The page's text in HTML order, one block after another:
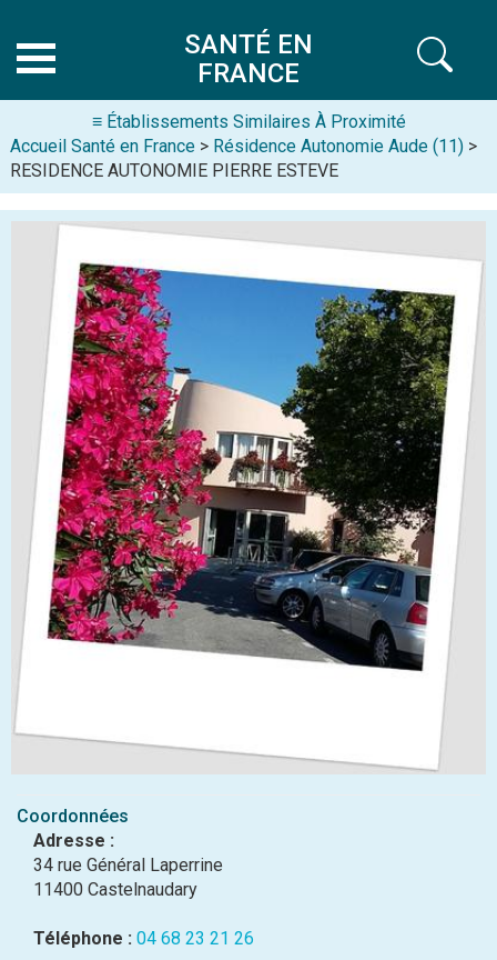
SANTÉ EN
FRANCE
≡ Établissements Similaires À Proximité
Accueil Santé en France > Résidence Autonomie Aude (11) >
RESIDENCE AUTONOMIE PIERRE ESTEVE
Coordonnées
Adresse :
34 rue Général Laperrine
11400 Castelnaudary
Téléphone : 04 68 23 21 26